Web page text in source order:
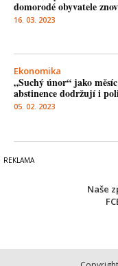
domorodé obyvatele
16. 03. 2023
Ekonomika
„Suchý únor“ jako měsíc
abstinence dodržují i
05. 02. 2023
Naše